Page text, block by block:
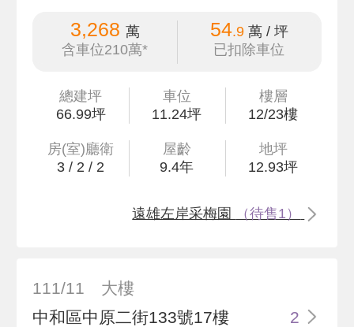
3,268 萬
含車位210萬*
54.9萬 / 坪
已扣除車位
總建坪
66.99坪
車位
11.24坪
樓層
12/23樓
房(室)廳衛
3 / 2 / 2
屋齡
9.4年
地坪
12.93坪
遠雄左岸采梅園 （待售1）
111/11
大樓
中和區中原二街133號17樓
2